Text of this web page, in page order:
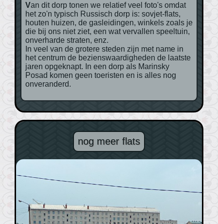
Van dit dorp tonen we relatief veel foto's omdat
het zo'n typisch Russisch dorp is: sovjet-flats,
houten huizen, de gasleidingen, winkels zoals je
die bij ons niet ziet, een wat vervallen speeltuin,
onverharde straten, enz.
In veel van de grotere steden zijn met name in
het centrum de bezienswaardigheden de laatste
jaren opgeknapt. In een dorp als Marinsky
Posad komen geen toeristen en is alles nog
onveranderd.
nog meer flats